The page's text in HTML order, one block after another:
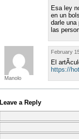
Esa ley
en un
darle una
las
Manolo
February
El
https://
Leave a Reply